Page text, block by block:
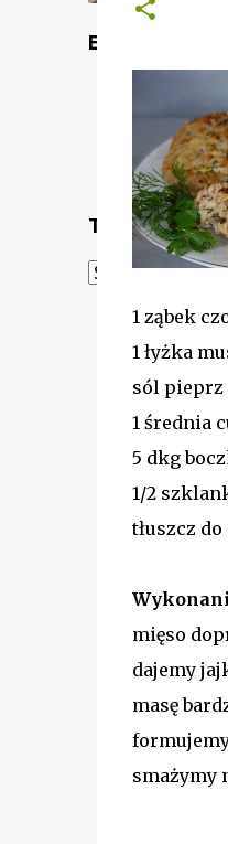
Etykiety
Translate
1 ząbek
1 łyżka
sól pieprz
1 średnia
5 dkg
1/2
tłuszcz
mięso
dajemy
masę
smażymy